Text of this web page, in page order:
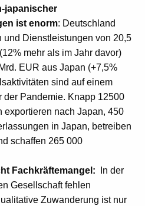
japanischer
ist enorm: Deutschland
und Dienstleistungen von 20,5
mehr als im Jahr davor)
EUR aus Japan (+7,5%
sind auf einem
der Pandemie. Knapp 12500
exportieren nach Japan, 450
in Japan, betreiben
schaffen 265 000
Fachkräftemangel:
In der
Gesellschaft fehlen
Zuwanderung ist nur